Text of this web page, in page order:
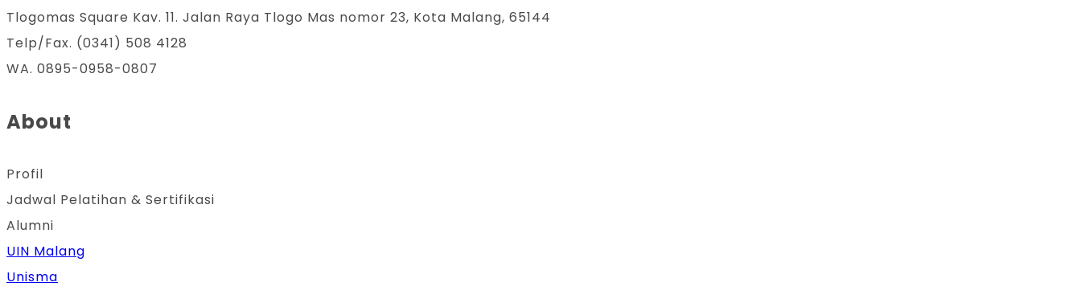
Mengekstrak
Kata
pada
Tlogomas Square Kav. 11. Jalan Raya Tlogo Mas nomor 23, Kota Malang, 65144
Telp/Fax. (0341) 508 4128
WA. 0895-0958-0807
About
Profil
Jadwal Pelatihan & Sertifikasi
Alumni
UIN Malang
Unisma